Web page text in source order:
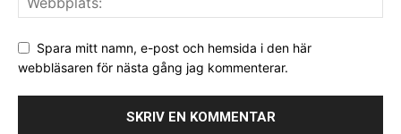
Spara mitt namn, e-post och hemsida i den här
webbläsaren för nästa gång jag kommenterar.